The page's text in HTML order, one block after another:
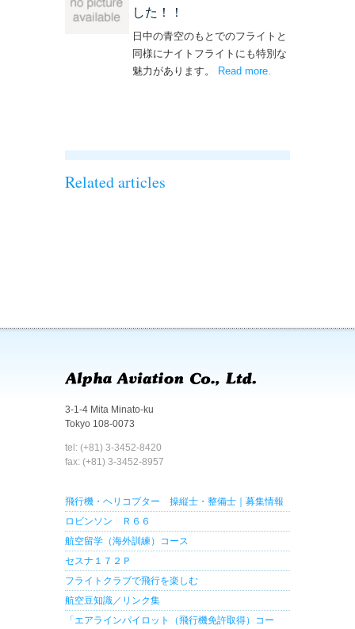
した！！
日中の青空のもとでのフライトと
同様にナイトフライトにも特別な
魅力があります。
Read more– ‘ナイトフライト
.
Related articles
3-1-4 Mita Minato-ku
Tokyo 108-0073
tel: (+81) 3-3452-8420
fax: (+81) 3-3452-8957
飛行機・ヘリコプター 操縦士・整備士｜募集情報
ロビンソン Ｒ６６
航空留学（海外訓練）コース
セスナ１７２Ｐ
フライトクラブで飛行を楽しむ
航空豆知識／リンク集
「エアラインパイロット（飛行機免許取得）コー